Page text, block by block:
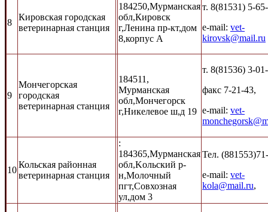
8
Кировская городская
ветеринарная станция
184250,Мурманская
обл,Кировск
г,Ленина пр-кт,дом
8,корпус А
т. 8(81531) 5-
e-mail: vet-
kirovsk@mail.ru
9
Мончегорская
городская
ветеринарная станция
184511,
Мурманская
обл,Мончегорск
г,Никелевое ш,д 19
т. 8(81536) 3-
факс 7-21-43,
e-mail: vet-
10
Кольская районная
ветеринарная станция
:
184365,Мурманская
обл,Kольский р-
н,Молочный
пгт,Совхозная
ул,дом 3
Тел.
e-mail: vet-
kola@mail.ru,